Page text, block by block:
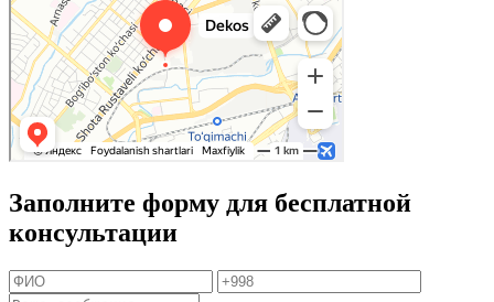
Заполните форму для бесплатной
консультации